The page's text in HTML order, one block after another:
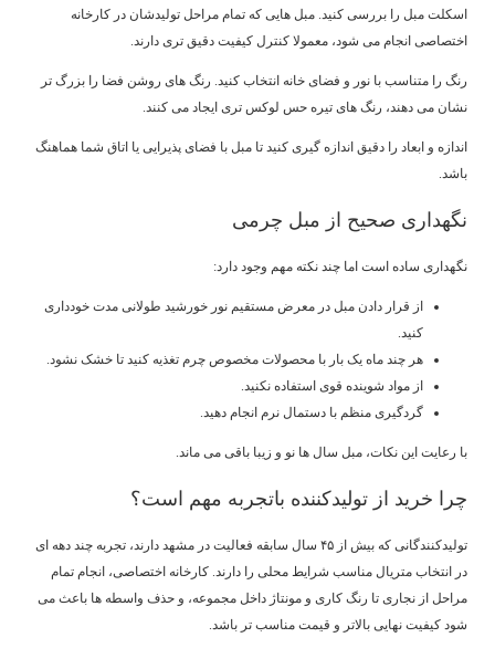
اسکلت مبل را بررسی کنید. مبل هایی که تمام مراحل تولیدشان در کارخانه
اختصاصی انجام می شود، معمولا کنترل کیفیت دقیق تری دارند.
رنگ را متناسب با نور و فضای خانه انتخاب کنید. رنگ های روشن فضا را بزرگ تر
نشان می دهند، رنگ های تیره حس لوکس تری ایجاد می کنند.
اندازه و ابعاد را دقیق اندازه گیری کنید تا مبل با فضای پذیرایی یا اتاق شما هماهنگ
باشد.
نگهداری صحیح از مبل چرمی
نگهداری ساده است اما چند نکته مهم وجود دارد:
از قرار دادن مبل در معرض مستقیم نور خورشید طولانی مدت خودداری
کنید.
هر چند ماه یک بار با محصولات مخصوص چرم تغذیه کنید تا خشک نشود.
از مواد شوینده قوی استفاده نکنید.
گردگیری منظم با دستمال نرم انجام دهید.
با رعایت این نکات، مبل سال ها نو و زیبا باقی می ماند.
چرا خرید از تولیدکننده باتجربه مهم است؟
تولیدکنندگانی که بیش از ۴۵ سال سابقه فعالیت در مشهد دارند، تجربه چند دهه ای
در انتخاب متریال مناسب شرایط محلی را دارند. کارخانه اختصاصی، انجام تمام
مراحل از نجاری تا رنگ کاری و مونتاژ داخل مجموعه، و حذف واسطه ها باعث می
شود کیفیت نهایی بالاتر و قیمت مناسب تر باشد.